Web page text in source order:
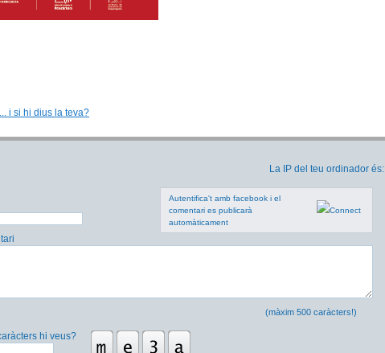
i si hi dius la teva?
La IP del teu ordinador és:
Autentifica't amb facebook i el
comentari es publicarà
automàticament
(màxim 500 caràcters!)
hi veus?